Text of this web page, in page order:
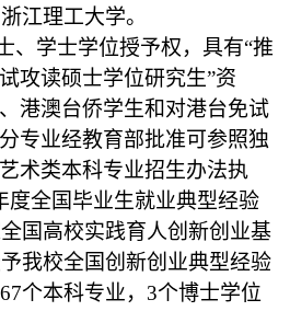
江理工大学。
、学士学位授予权，具有“推
攻读硕士学位研究生”资
港澳台侨学生和对港台免试
专业经教育部批准可参照独
术类本科专业招生办法执
度全国毕业生就业典型经验
国高校实践育人创新创业基
我校全国创新创业典型经验
个本科专业，3个博士学位